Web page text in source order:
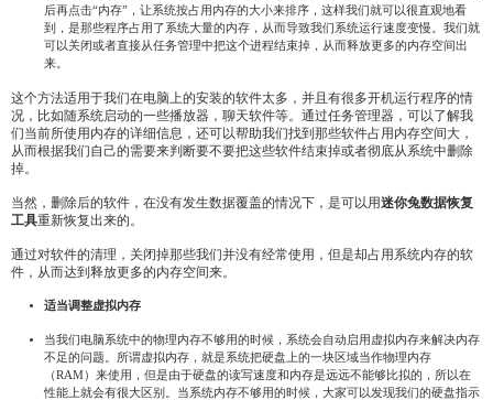
后再点击“内存”，让系统按占用内存的大小来排序，这样我们就可以很直观地看
到，是那些程序占用了系统大量的内存，从而导致我们系统运行速度变慢。我们就
可以关闭或者直接从任务管理中把这个进程结束掉，从而释放更多的内存空间出
来。
这个方法适用于我们在电脑上的安装的软件太多，并且有很多开机运行程序的情
况，比如随系统启动的一些播放器，聊天软件等。通过任务管理器，可以了解我
们当前所使用内存的详细信息，还可以帮助我们找到那些软件占用内存空间大，
从而根据我们自己的需要来判断要不要把这些软件结束掉或者彻底从系统中删除
掉。
当然，删除后的软件，在没有发生数据覆盖的情况下，是可以用迷你兔数据恢复
工具重新恢复出来的。
通过对软件的清理，关闭掉那些我们并没有经常使用，但是却占用系统内存的软
件，从而达到释放更多的内存空间来。
适当调整虚拟内存
当我们电脑系统中的物理内存不够用的时候，系统会自动启用虚拟内存来解决内存
不足的问题。所谓虚拟内存，就是系统把硬盘上的一块区域当作物理内存
（RAM）来使用，但是由于硬盘的读写速度和内存是远远不能够比拟的，所以在
性能上就会有很大区别。当系统内存不够用的时候，大家可以发现我们的硬盘指示